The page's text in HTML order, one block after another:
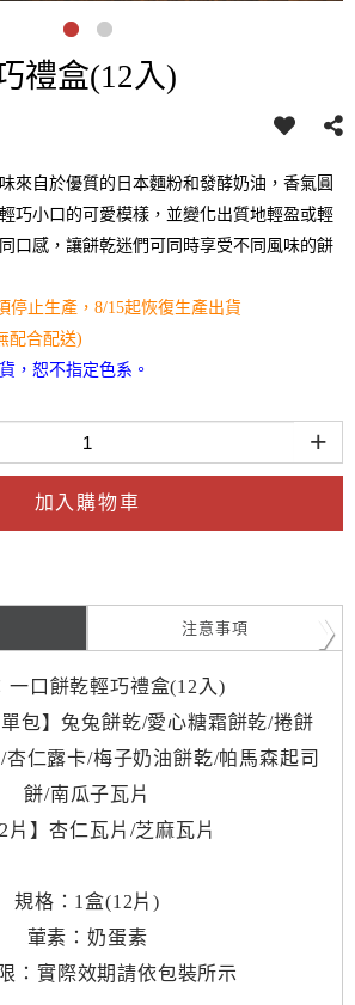
禮盒(12入)
來自於優質的日本麵粉和發酵奶油，香氣圓
巧小口的可愛模樣，並變化出質地輕盈或輕
口感，讓餅乾迷們可同時享受不同風味的餅
停止生產，8/15起恢復生產出貨
配合配送)
，恕不指定色系。
+
加入購物車
注意事項
一口餅乾輕巧禮盒(12入)
包】兔兔餅乾/愛心糖霜餅乾/捲餅
仁露卡/梅子奶油餅乾/帕馬森起司
餅/南瓜子瓦片
2片】杏仁瓦片/芝麻瓦片
規格：1盒(12片)
葷素：奶蛋素
：實際效期請依包裝所示